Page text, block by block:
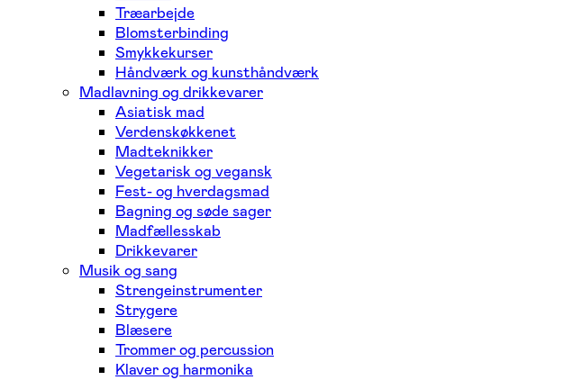
Træarbejde
Blomsterbinding
Smykkekurser
Håndværk og kunsthåndværk
Madlavning og drikkevarer
Asiatisk mad
Verdenskøkkenet
Madteknikker
Vegetarisk og vegansk
Fest- og hverdagsmad
Bagning og søde sager
Madfællesskab
Drikkevarer
Musik og sang
Strengeinstrumenter
Strygere
Blæsere
Trommer og percussion
Klaver og harmonika